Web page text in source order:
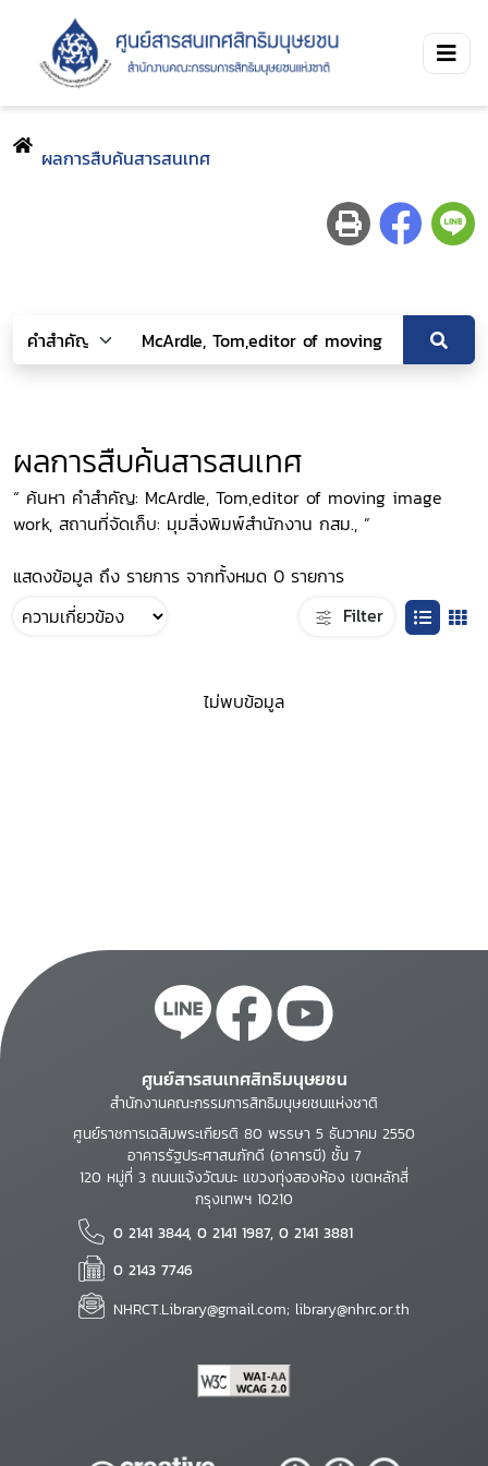
ผลการสืบค้นสารสนเทศ
ผลการสืบค้นสารสนเทศ
“ ค้นหา คำสำคัญ: McArdle, Tom,editor of moving image
work, สถานที่จัดเก็บ: มุมสิ่งพิมพ์สำนักงาน กสม., ”
แสดงข้อมูล ถึง รายการ จากทั้งหมด 0 รายการ
Filter
ไม่พบข้อมูล
ศูนย์สารสนเทศสิทธิมนุษยชน
สำนักงานคณะกรรมการสิทธิมนุษยชนแห่งชาติ
ศูนย์ราชการเฉลิมพระเกียรติ 80 พรรษา 5 ธันวาคม 2550
อาคารรัฐประศาสนภักดี (อาคารบี) ชั้น 7
120 หมู่ที่ 3 ถนนแจ้งวัฒนะ แขวงทุ่งสองห้อง เขตหลักสี่
กรุงเทพฯ 10210
0 2141 3844, 0 2141 1987, 0 2141 3881
0 2143 7746
NHRCT.Library@gmail.com; library@nhrc.or.th